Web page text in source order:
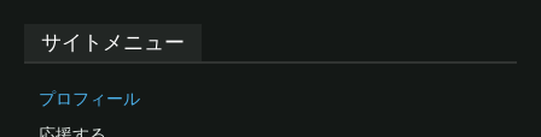
サイトメニュー
プロフィール